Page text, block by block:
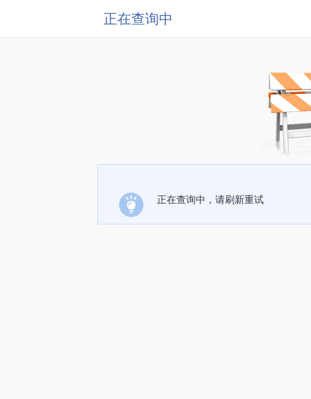
正在查询中
正在查询中，请刷新重试